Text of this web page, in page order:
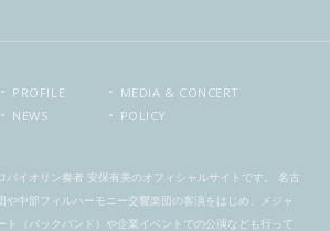
PROFILE
MEDIA & CONCERT
NEWS POLICY
バイオリン奏者 安保有美のオフィシャルサイトです。 名古
や中部フィルハーモニー交響楽団の客演をはじめ、メジャ
ト（バックバンド）や企業イベントでの公演なども行って